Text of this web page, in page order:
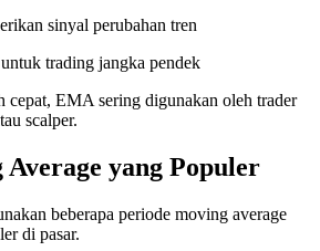
sinyal perubahan tren
trading jangka pendek
cepat, EMA sering digunakan oleh trader
scalper.
yang Populer
beberapa periode moving average
di pasar.